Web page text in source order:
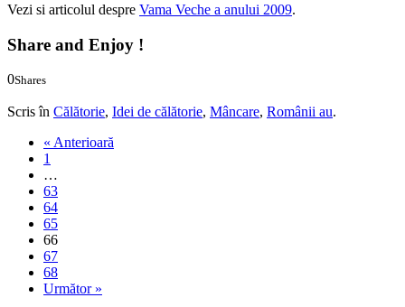
Vezi si articolul despre Vama Veche a anului 2009.
Share and Enjoy !
0Shares
Scris în Călătorie, Idei de călătorie, Mâncare, Românii au.
« Anterioară
1
…
63
64
65
66
67
68
Următor »